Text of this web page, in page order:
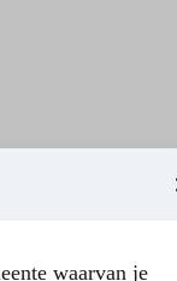
waarvan je